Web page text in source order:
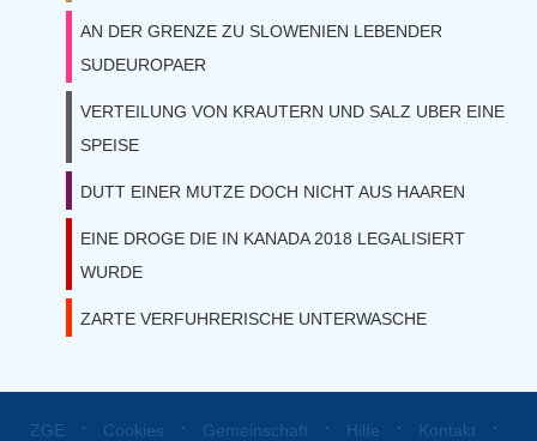
AN DER GRENZE ZU SLOWENIEN LEBENDER
SUDEUROPAER
VERTEILUNG VON KRAUTERN UND SALZ UBER EINE
SPEISE
DUTT EINER MUTZE DOCH NICHT AUS HAAREN
EINE DROGE DIE IN KANADA 2018 LEGALISIERT
WURDE
ZARTE VERFUHRERISCHE UNTERWASCHE
ZGE ⋅ Cookies ⋅ Gemeinschaft ⋅ Hilfe ⋅ Kontakt ⋅